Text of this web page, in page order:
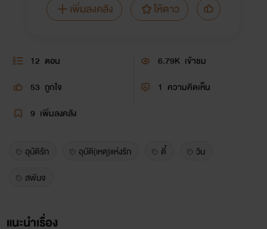
เพิ่มลงคลัง
ให้ดาว
12 ตอน 6.79K เข้าชม
53 ถูกใจ 1 ความคิดเห็น
9 เพิ่มลงคลัง
อุบัติรัก อุบัติ(เหตุ)แห่งรัก ตี๋
วิน
สพันจ
แนะนำเรื่อง